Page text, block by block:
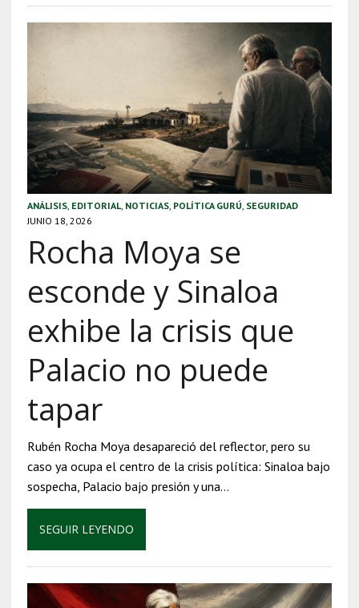
ANÁLISIS, EDITORIAL, NOTICIAS, POLÍTICA GURÚ, SEGURIDAD
JUNIO 18, 2026
Rocha Moya se
esconde y Sinaloa
exhibe la crisis que
Palacio no puede
tapar
Rubén Rocha Moya desapareció del reflector, pero su
caso ya ocupa el centro de la crisis política: Sinaloa bajo
sospecha, Palacio bajo presión y una…
SEGUIR LEYENDO